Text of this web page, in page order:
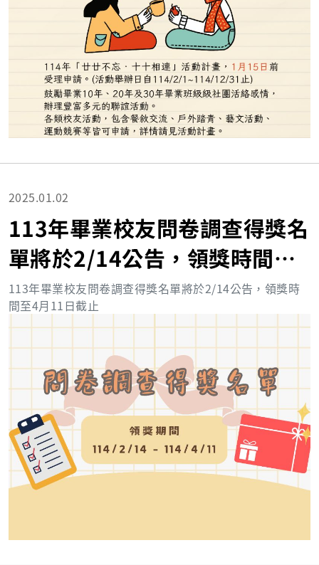
2025.01.02
113年畢業校友問卷調查得獎名
單將於2/14公告，領獎時間至4
月11日截止
113年畢業校友問卷調查得獎名單將於2/14公告，領獎時
間至4月 11 日截止